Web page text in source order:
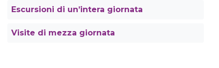
Escursioni di un’intera giornata
Visite di mezza giornata